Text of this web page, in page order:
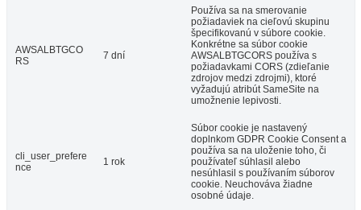
AWSALBTGCO
RS
7 dní
Používa sa na smerovanie
požiadaviek na cieľovú skupinu
špecifikovanú v súbore cookie.
Konkrétne sa súbor cookie
AWSALBTGCORS používa s
požiadavkami CORS (zdieľanie
zdrojov medzi zdrojmi), ktoré
vyžadujú atribút SameSite na
umožnenie lepivosti.
cli_user_prefere
nce
1 rok
Súbor cookie je nastavený
doplnkom GDPR Cookie Consent a
používa sa na uloženie toho, či
používateľ súhlasil alebo
nesúhlasil s používaním súborov
cookie. Neuchováva žiadne
osobné údaje.